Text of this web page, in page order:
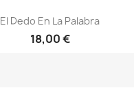
Vista rápida
El Dedo En La Palabra
18,00 €